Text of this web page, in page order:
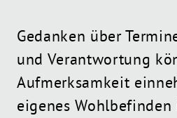
Gedanken über
und Verantwortung
Aufmerksamkeit
eigenes